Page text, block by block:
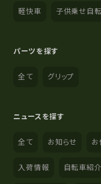
軽快車 子供乗せ自
パーツを探す
全て グリップ
ニュースを探す
全て お知らせ お
入荷情報 自転車紹